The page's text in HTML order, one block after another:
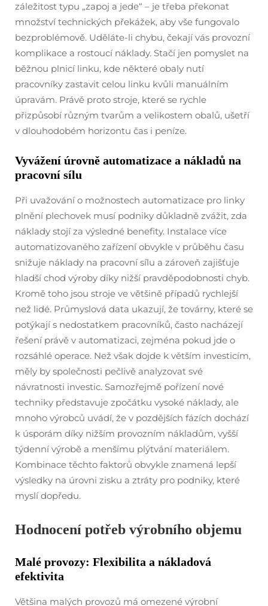
záležitost typu „zapoj a jede“ – je třeba překonat
množství technických překážek, aby vše fungovalo
bezproblémově. Uděláte-li chybu, čekají vás provozní
komplikace a rostoucí náklady. Stačí jen pomyslet na
běžnou plnicí linku, kde některé obaly nutí
pracovníky zastavit celou linku kvůli manuálním
úpravám. Právě proto stroje, které se rychle
přizpůsobí různým tvarům a velikostem obalů, ušetří
v dlouhodobém horizontu čas i peníze.
Vyvážení úrovně automatizace a nákladů na
pracovní sílu
Při uvažování o možnostech automatizace pro linky
plnění plechovek musí podniky důkladně zvážit, zda
náklady stojí za výsledné benefity. Instalace více
automatizovaného zařízení obvykle v průběhu času
snižuje náklady na pracovní sílu a zároveň zajišťuje
hladší chod výroby díky nižší pravděpodobnosti chyb.
Kromě toho jsou stroje ve většině případů rychlejší
než lidé. Průmyslová data ukazují, že továrny, které se
potýkají s nedostatkem pracovníků, často nacházejí
řešení právě v automatizaci, zejména pokud jde o
rozsáhlé operace. Než však dojde k větším investicím,
měly by společnosti pečlivě analyzovat své
návratnosti investic. Samozřejmě pořízení nové
techniky představuje zpočátku vysoké náklady, ale
mnoho výrobců uvádí, že v pozdějších fázích dochází
k úsporám díky nižším provozním nákladům, vyšší
týdenní výrobě a menšímu plýtvání materiálem.
Kombinace těchto faktorů obvykle znamená lepší
výsledky na úrovni zisku a ztráty pro podniky, které
myslí dopředu.
Hodnocení potřeb výrobního objemu
Malé provozy: Flexibilita a nákladová
efektivita
Většina malých provozů má omezené výrobní